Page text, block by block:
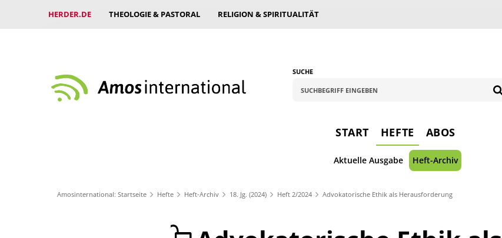
HERDER.DE THEOLOGIE & PASTORAL RELIGION & SPIRITUALITÄT
SUCHE
START HEFTE ABOS
Aktuelle Ausgabe Heft-Archiv
Amosinternational: Startseite Hefte Heft-Archiv 18. Jg. (2024) Heft 2/2024 Advokatorische Ethik als Herausforderung